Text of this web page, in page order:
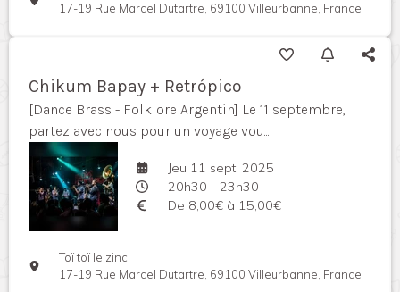
17-19 Rue Marcel Dutartre, 69100 Villeurbanne, France
Chikum Bapay + Retrópico
[Dance Brass - Folklore Argentin] Le 11 septembre,
partez avec nous pour un voyage vou...
Jeu 11 sept. 2025
20h30 - 23h30
De 8,00€ à 15,00€
Toï toï le zinc
17-19 Rue Marcel Dutartre, 69100 Villeurbanne, France